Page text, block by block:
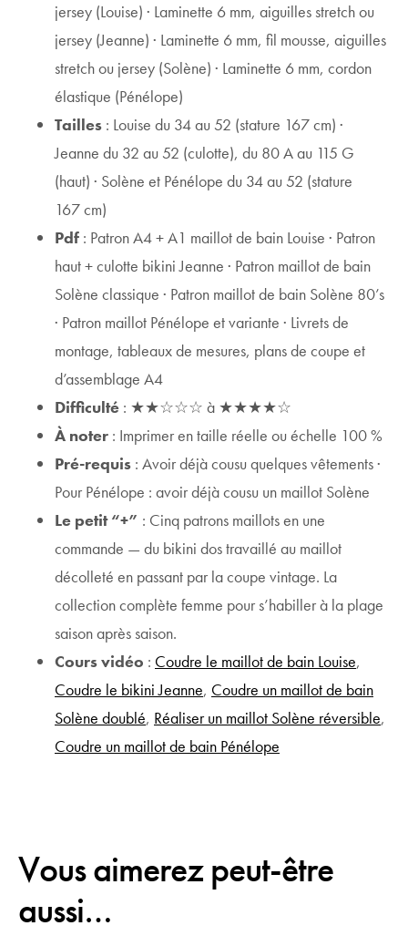
jersey (Louise) · Laminette 6 mm, aiguilles stretch ou
jersey (Jeanne) · Laminette 6 mm, fil mousse, aiguilles
stretch ou jersey (Solène) · Laminette 6 mm, cordon
élastique (Pénélope)
Tailles : Louise du 34 au 52 (stature 167 cm) ·
Jeanne du 32 au 52 (culotte), du 80 A au 115 G
(haut) · Solène et Pénélope du 34 au 52 (stature
167 cm)
Pdf : Patron A4 + A1 maillot de bain Louise · Patron
haut + culotte bikini Jeanne · Patron maillot de bain
Solène classique · Patron maillot de bain Solène 80’s
· Patron maillot Pénélope et variante · Livrets de
montage, tableaux de mesures, plans de coupe et
d’assemblage A4
Difficulté : ★★☆☆☆ à ★★★★☆
À noter : Imprimer en taille réelle ou échelle 100 %
Pré-requis : Avoir déjà cousu quelques vêtements ·
Pour Pénélope : avoir déjà cousu un maillot Solène
Le petit “+” : Cinq patrons maillots en une
commande — du bikini dos travaillé au maillot
décolleté en passant par la coupe vintage. La
collection complète femme pour s’habiller à la plage
saison après saison.
Cours vidéo : Coudre le maillot de bain Louise,
Coudre le bikini Jeanne, Coudre un maillot de bain
Solène doublé, Réaliser un maillot Solène réversible,
Coudre un maillot de bain Pénélope
Vous aimerez peut-être
aussi…